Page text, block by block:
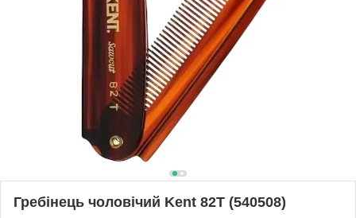
Гребінець чоловічий Kent 82T (540508)